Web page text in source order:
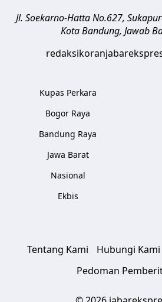
Jl. Soekarno-Hatta No.627,
Kota Bandung, Jawab
Kupas Perkara
Bogor Raya
Bandung Raya
Jawa Barat
Nasional
Ekbis
Tentang Kami Hubungi Kami
Pedoman